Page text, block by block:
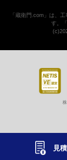
見
「蔵衛門.com」は、
す。